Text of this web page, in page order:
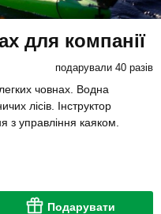
для компанії
подарували 40 разів
човнах. Водна
лісів. Інструктор
з управління каяком.
Подарувати